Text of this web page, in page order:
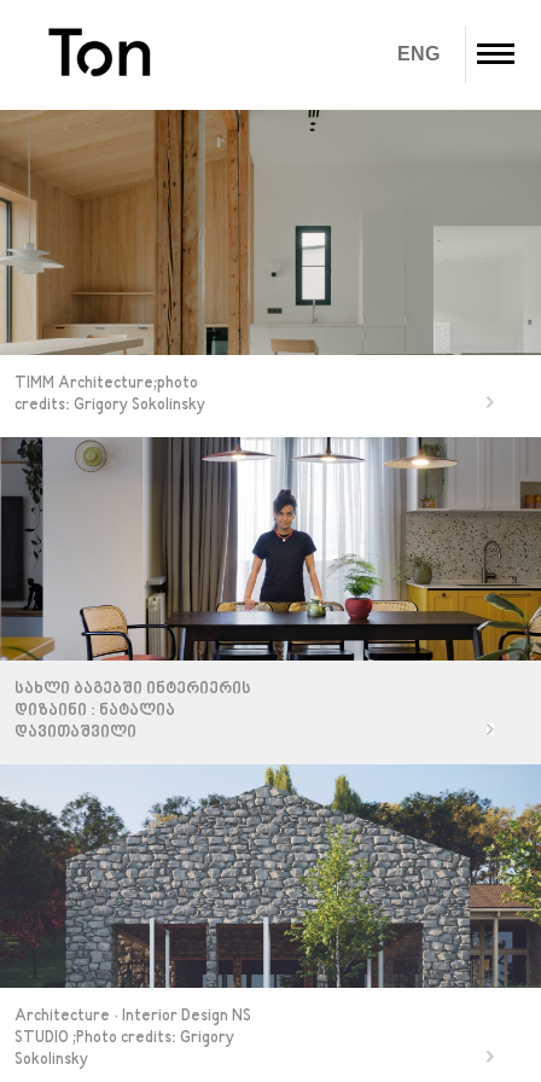
ENG
პროდუქტები
IN STOCK
კონტაქტი
TIMM Architecture;photo
credits: Grigory Sokolinsky
სახლი ბაგებში ინტერიერის
დიზაინი : ნატალია
დავითაშვილი
Architecture · Interior Design NS
STUDIO ;Photo credits: Grigory
Sokolinsky